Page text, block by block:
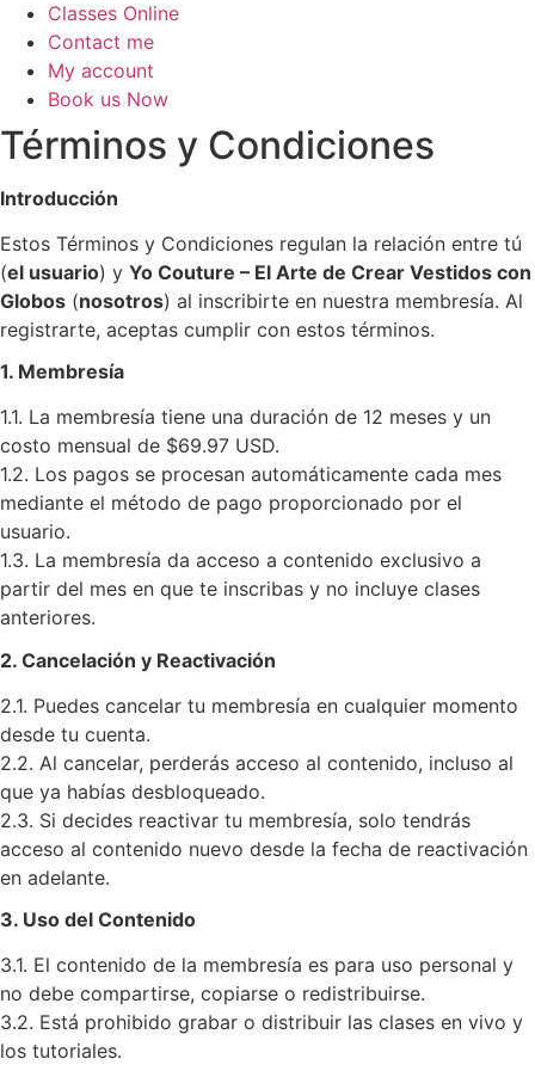
Classes Online
Contact me
My account
Book us Now
Términos y Condiciones
Introducción
Estos Términos y Condiciones regulan la relación entre tú
(el usuario) y Yo Couture – El Arte de Crear Vestidos con
Globos (nosotros) al inscribirte en nuestra membresía. Al
registrarte, aceptas cumplir con estos términos.
1. Membresía
1.1. La membresía tiene una duración de 12 meses y un
costo mensual de $69.97 USD.
1.2. Los pagos se procesan automáticamente cada mes
mediante el método de pago proporcionado por el
usuario.
1.3. La membresía da acceso a contenido exclusivo a
partir del mes en que te inscribas y no incluye clases
anteriores.
2. Cancelación y Reactivación
2.1. Puedes cancelar tu membresía en cualquier momento
desde tu cuenta.
2.2. Al cancelar, perderás acceso al contenido, incluso al
que ya habías desbloqueado.
2.3. Si decides reactivar tu membresía, solo tendrás
acceso al contenido nuevo desde la fecha de reactivación
en adelante.
3. Uso del Contenido
3.1. El contenido de la membresía es para uso personal y
no debe compartirse, copiarse o redistribuirse.
3.2. Está prohibido grabar o distribuir las clases en vivo y
los tutoriales.